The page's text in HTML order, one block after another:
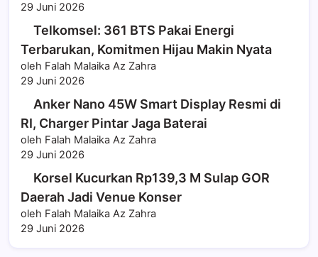
29 Juni 2026
Telkomsel: 361 BTS Pakai Energi
Terbarukan, Komitmen Hijau Makin Nyata
oleh Falah Malaika Az Zahra
29 Juni 2026
Anker Nano 45W Smart Display Resmi di
RI, Charger Pintar Jaga Baterai
oleh Falah Malaika Az Zahra
29 Juni 2026
Korsel Kucurkan Rp139,3 M Sulap GOR
Daerah Jadi Venue Konser
oleh Falah Malaika Az Zahra
29 Juni 2026